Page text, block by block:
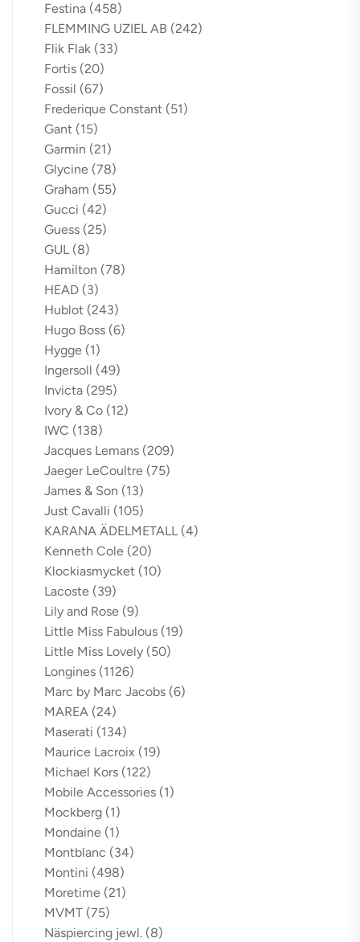
Festina (458)
FLEMMING UZIEL AB (242)
Flik Flak (33)
Fortis (20)
Fossil (67)
Frederique Constant (51)
Gant (15)
Garmin (21)
Glycine (78)
Graham (55)
Gucci (42)
Guess (25)
GUL (8)
Hamilton (78)
HEAD (3)
Hublot (243)
Hugo Boss (6)
Hygge (1)
Ingersoll (49)
Invicta (295)
Ivory & Co (12)
IWC (138)
Jacques Lemans (209)
Jaeger LeCoultre (75)
James & Son (13)
Just Cavalli (105)
KARANA ÄDELMETALL (4)
Kenneth Cole (20)
Klockiasmycket (10)
Lacoste (39)
Lily and Rose (9)
Little Miss Fabulous (19)
Little Miss Lovely (50)
Longines (1126)
Marc by Marc Jacobs (6)
MAREA (24)
Maserati (134)
Maurice Lacroix (19)
Michael Kors (122)
Mobile Accessories (1)
Mockberg (1)
Mondaine (1)
Montblanc (34)
Montini (498)
Moretime (21)
MVMT (75)
Näspiercing jewl. (8)